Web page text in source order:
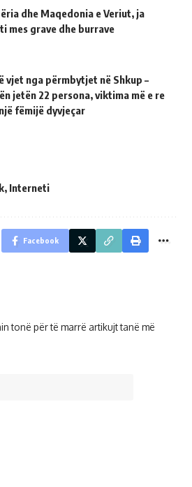
dhe Maqedonia e Veriut, ja
mes grave dhe burrave
vjet nga përmbytjet në Shkup –
jetën 22 persona, viktima më e re
fëmijë dyvjeçar
, Interneti
Facebook
tonë për të marrë artikujt tanë më